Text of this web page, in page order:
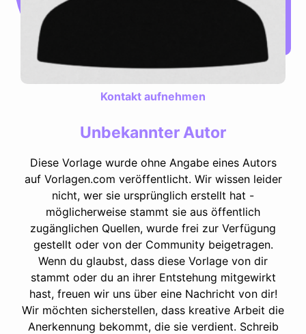
Kontakt aufnehmen
Unbekannter Autor
Diese Vorlage wurde ohne Angabe eines Autors
auf Vorlagen.com veröffentlicht. Wir wissen leider
nicht, wer sie ursprünglich erstellt hat -
möglicherweise stammt sie aus öffentlich
zugänglichen Quellen, wurde frei zur Verfügung
gestellt oder von der Community beigetragen.
Wenn du glaubst, dass diese Vorlage von dir
stammt oder du an ihrer Entstehung mitgewirkt
hast, freuen wir uns über eine Nachricht von dir!
Wir möchten sicherstellen, dass kreative Arbeit die
Anerkennung bekommt, die sie verdient. Schreib